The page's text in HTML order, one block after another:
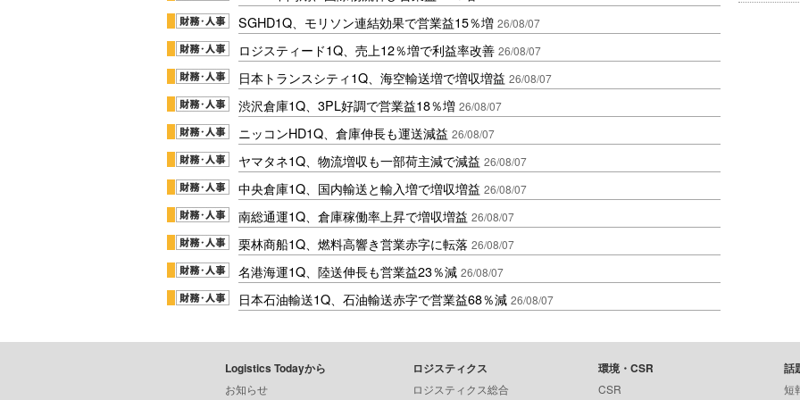
SGHD1Q、モリソン連結効果で営業益15％増 26/08/07
ロジスティード1Q、売上12％増で利益率改善 26/08/07
日本トランスシティ1Q、海空輸送増で増収増益 26/08/07
渋沢倉庫1Q、3PL好調で営業益18％増 26/08/07
ニッコンHD1Q、倉庫伸長も運送減益 26/08/07
ヤマタネ1Q、物流増収も一部荷主減で減益 26/08/07
中央倉庫1Q、国内輸送と輸入増で増収増益 26/08/07
南総通運1Q、倉庫稼働率上昇で増収増益 26/08/07
栗林商船1Q、燃料高響き営業赤字に転落 26/08/07
名港海運1Q、陸送伸長も営業益23％減 26/08/07
日本石油輸送1Q、石油輸送赤字で営業益68％減 26/08/07
Logistics Todayから
お知らせ
ロジスティクス
ロジスティクス総合
環境・CSR
CSR
話
短